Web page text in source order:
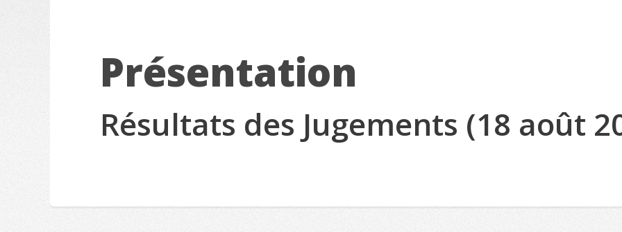
Présentation
Résultats des Jugements (18 août